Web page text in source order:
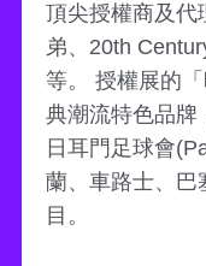
頂尖授權商及代
弟、20th
等。 授權展的
典潮流特色品牌
日耳門足球會
蘭、車路士、巴
目。